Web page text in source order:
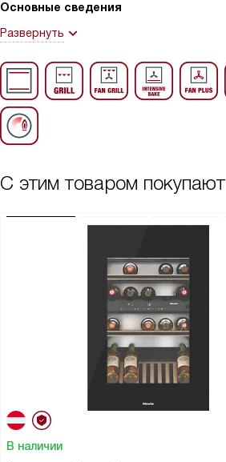
Основные сведения
Развернуть
С этим товаром покупают
В наличии